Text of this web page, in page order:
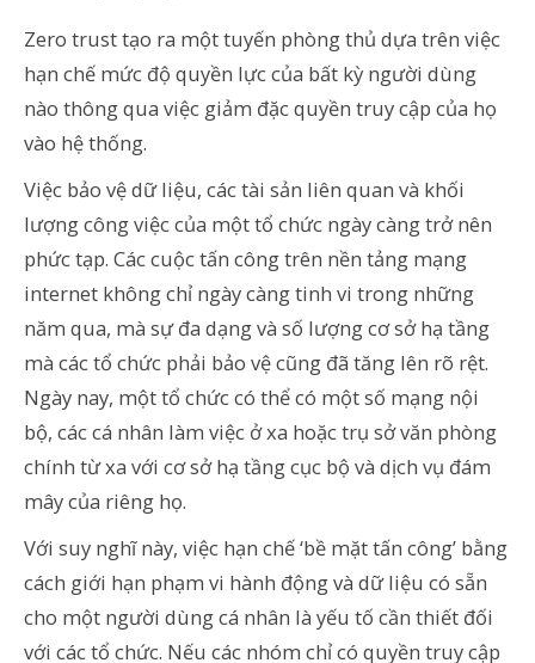
Zero trust tạo ra một tuyến phòng thủ dựa trên việc
hạn chế mức độ quyền lực của bất kỳ người dùng
nào thông qua việc giảm đặc quyền truy cập của họ
vào hệ thống.
Việc bảo vệ dữ liệu, các tài sản liên quan và khối
lượng công việc của một tổ chức ngày càng trở nên
phức tạp. Các cuộc tấn công trên nền tảng mạng
internet không chỉ ngày càng tinh vi trong những
năm qua, mà sự đa dạng và số lượng cơ sở hạ tầng
mà các tổ chức phải bảo vệ cũng đã tăng lên rõ rệt.
Ngày nay, một tổ chức có thể có một số mạng nội
bộ, các cá nhân làm việc ở xa hoặc trụ sở văn phòng
chính từ xa với cơ sở hạ tầng cục bộ và dịch vụ đám
mây của riêng họ.
Với suy nghĩ này, việc hạn chế ‘bề mặt tấn công’ bằng
cách giới hạn phạm vi hành động và dữ liệu có sẵn
cho một người dùng cá nhân là yếu tố cần thiết đối
với các tổ chức. Nếu các nhóm chỉ có quyền truy cập